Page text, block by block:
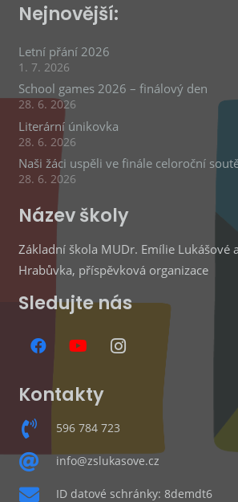
Nejnovější:
Letní přání 2026
1. 7. 2026
School games 2026 – finálový den
28. 6. 2026
Literární únikovka
28. 6. 2026
Naši žáci uspěli ve finále celoroční
28. 6. 2026
Název školy
Základní škola MUDr. Emílie Lukášové
Hrabůvka, příspěvková organizace
Sledujte nás
Kontakty
596 784 723
info@zslukasove.cz
ID datové schránky: 8demdt6